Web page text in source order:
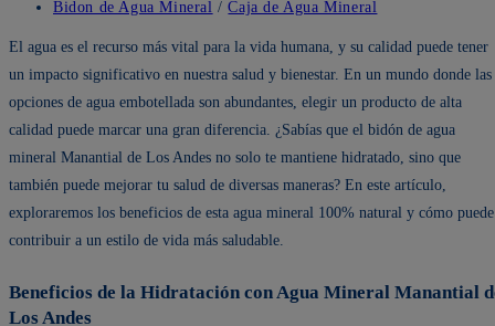
la
de
entrada:
Categoría
la
entrada:
Bidon de Agua Mineral / Caja de Agua Mineral
El agua es el recurso más vital para la vida humana, y su calidad puede tener
un impacto significativo en nuestra salud y bienestar. En un mundo donde las
opciones de agua embotellada son abundantes, elegir un producto de alta
calidad puede marcar una gran diferencia. ¿Sabías que el bidón de agua
mineral Manantial de Los Andes no solo te mantiene hidratado, sino que
también puede mejorar tu salud de diversas maneras? En este artículo,
exploraremos los beneficios de esta agua mineral 100% natural y cómo puede
contribuir a un estilo de vida más saludable.
Beneficios de la Hidratación con Agua Mineral Manantial
Los Andes